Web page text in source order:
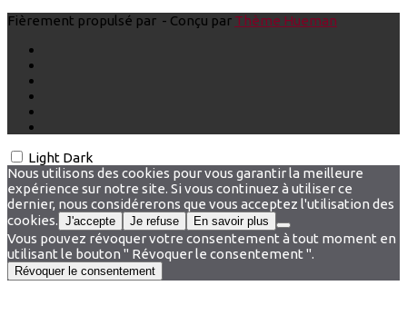
Fièrement propulsé par - Conçu par Thème Hueman
Light Dark
Nous utilisons des cookies pour vous garantir la meilleure
expérience sur notre site. Si vous continuez à utiliser ce
dernier, nous considérerons que vous acceptez l'utilisation des
cookies. J'accepte Je refuse En savoir plus
Vous pouvez révoquer votre consentement à tout moment en
utilisant le bouton " Révoquer le consentement ".
Révoquer le consentement